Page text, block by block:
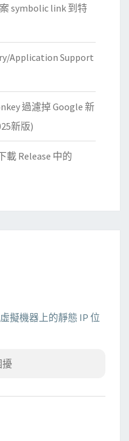
symbolic link 到特
Application Support
過濾掉 Google 新
新版)
載 Release 中的
擬機器上的靜態 IP 位